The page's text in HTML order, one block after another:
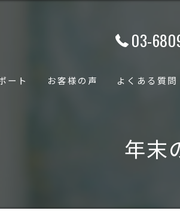
03-
ート お客様の声 よくある質問
年末